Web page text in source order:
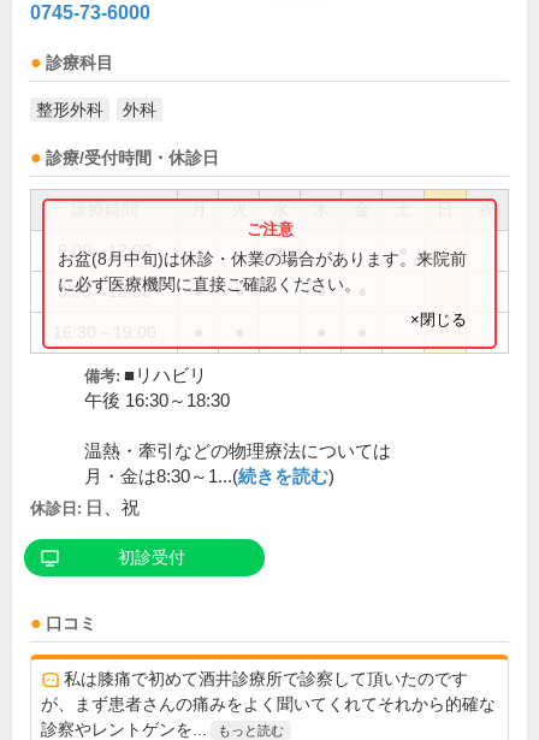
0745-73-6000
診療科目
整形外科 外科
診療/受付時間・休診日
祝
9:00～12:00 ●
9:00～12:30 ● ● ●
お盆(8月中旬)は休診・休業の場合があります。来院前
に必ず医療機関に直接ご確認ください。
×閉じる
備考: ■リハビリ
午後 16:30～18:30
温熱・牽引などの物理療法については
月・金は8:30～1...(続きを読む)
休診日: 日、祝
初診受付
口コミ
私は膝痛で初めて酒井診療所で診察して頂いたのです
が、まず患者さんの痛みをよく聞いてくれてそれから的確な
診察やレントゲンを...
もっと読む